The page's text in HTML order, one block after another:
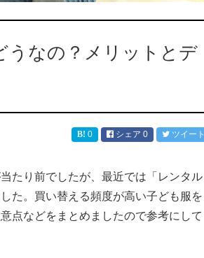
うなの？メリットとデ
0 シェア 0 ツイート
たり前でしたが、最近では「レンタル
た。買い替える頻度が高い子ども服を
点などをまとめましたので参考にして